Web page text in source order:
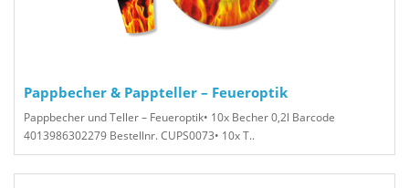
Pappbecher & Pappteller – Feueroptik
Pappbecher und Teller – Feueroptik• 10x Becher 0,2l Barcode
4013986302279 Bestellnr. CUPS0073• 10x T..